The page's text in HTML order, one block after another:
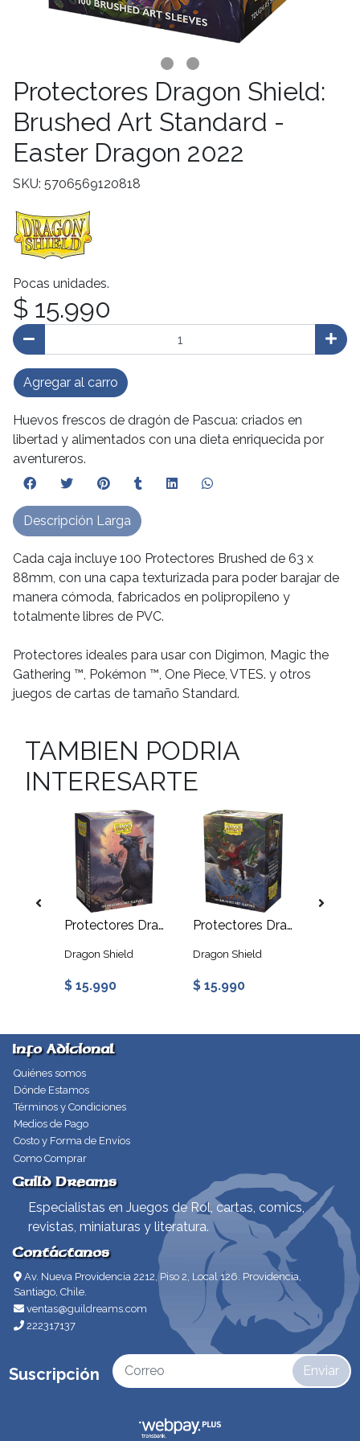
Protectores Dragon Shield:
Brushed Art Standard -
Easter Dragon 2022
SKU: 5706569120818
Pocas unidades.
$ 15.990
Agregar al carro
Huevos frescos de dragón de Pascua: criados en
libertad y alimentados con una dieta enriquecida por
aventureros.
Cada caja incluye 100 Protectores Brushed de 63 x
88mm, con una capa texturizada para poder barajar de
manera cómoda, fabricados en polipropileno y
totalmente libres de PVC.
Protectores ideales para usar con Digimon, Magic the
Gathering ™, Pokémon ™, One Piece, VTES. y otros
juegos de cartas de tamaño Standard.
Descripción Larga
TAMBIEN PODRIA
INTERESARTE
Protectores Dragon Shield: Brushed Art Standard - Halloween 2023
Dragon Shield
$ 15.990
Protectores Dragon Shield: Brushed Art Standard - Christmas 2023
Dragon Shield
$ 15.990
Info Adicional
Quiénes somos
Dónde Estamos
Términos y Condiciones
Medios de Pago
Costo y Forma de Envíos
Como Comprar
Guild Dreams
Especialistas en Juegos de Rol, cartas, comics,
revistas, miniaturas y literatura.
Contáctanos
Av. Nueva Providencia 2212, Piso 2, Local 126. Providencia,
Santiago, Chile.
ventas@guildreams.com
222317137
Suscripción Enviar